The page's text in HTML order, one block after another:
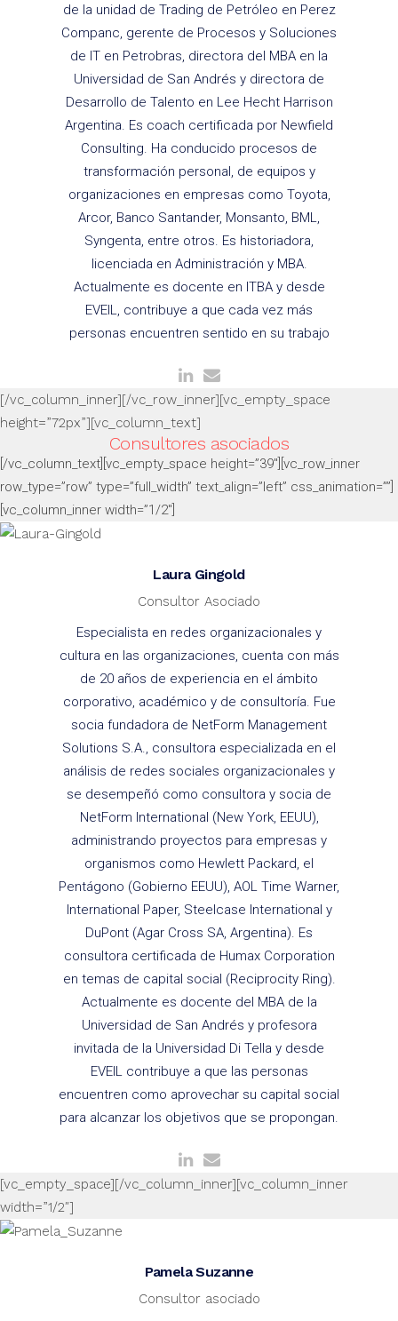
de la unidad de Trading de Petróleo en Perez
Companc, gerente de Procesos y Soluciones
de IT en Petrobras, directora del MBA en la
Universidad de San Andrés y directora de
Desarrollo de Talento en Lee Hecht Harrison
Argentina. Es coach certificada por Newfield
Consulting. Ha conducido procesos de
transformación personal, de equipos y
organizaciones en empresas como Toyota,
Arcor, Banco Santander, Monsanto, BML,
Syngenta, entre otros. Es historiadora,
licenciada en Administración y MBA.
Actualmente es docente en ITBA y desde
EVEIL, contribuye a que cada vez más
personas encuentren sentido en su trabajo
[/vc_column_inner][/vc_row_inner][vc_empty_space
height=”72px”][vc_column_text]
Consultores asociados
[/vc_column_text][vc_empty_space height=”39″][vc_row_inner
row_type=”row” type=”full_width” text_align=”left” css_animation=””]
[vc_column_inner width=”1/2″]
Laura Gingold
Consultor Asociado
Especialista en redes organizacionales y
cultura en las organizaciones, cuenta con más
de 20 años de experiencia en el ámbito
corporativo, académico y de consultoría. Fue
socia fundadora de NetForm Management
Solutions S.A., consultora especializada en el
análisis de redes sociales organizacionales y
se desempeñó como consultora y socia de
NetForm International (New York, EEUU),
administrando proyectos para empresas y
organismos como Hewlett Packard, el
Pentágono (Gobierno EEUU), AOL Time Warner,
International Paper, Steelcase International y
DuPont (Agar Cross SA, Argentina). Es
consultora certificada de Humax Corporation
en temas de capital social (Reciprocity Ring).
Actualmente es docente del MBA de la
Universidad de San Andrés y profesora
invitada de la Universidad Di Tella y desde
EVEIL contribuye a que las personas
encuentren como aprovechar su capital social
para alcanzar los objetivos que se propongan.
[vc_empty_space][/vc_column_inner][vc_column_inner
width=”1/2″]
Pamela Suzanne
Consultor asociado